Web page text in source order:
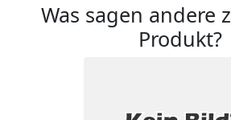
Was sagen andere
Produkt?